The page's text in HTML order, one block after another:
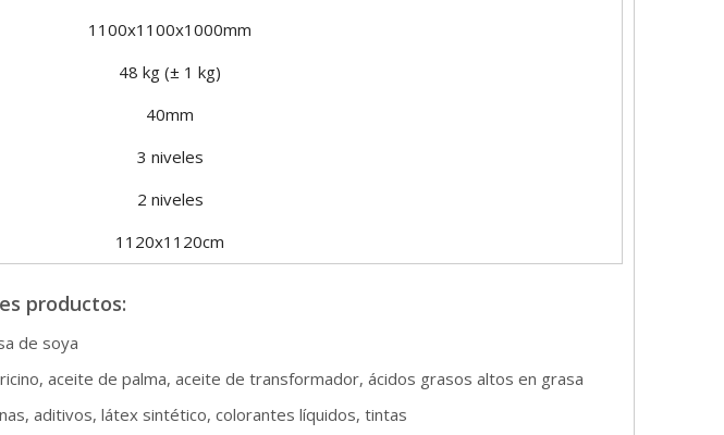
1100x1100x1000mm
48 kg (± 1 kg)
40mm
3 niveles
2 niveles
1120x1120cm
productos:
de soya
aceite de palma, aceite de transformador, ácidos grasos altos en grasa
aditivos, látex sintético, colorantes líquidos, tintas